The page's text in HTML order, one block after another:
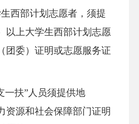
生西部计划志愿者，须提
以上大学生西部计划志愿
团委）证明或志愿服务证
一扶”人员须提供地
资源和社会保障部门证明